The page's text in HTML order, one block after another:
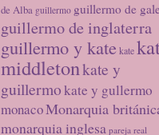
de Alba guillermo guillermo de
guillermo de inglaterra
guillermo y katekate
middletonkate y
guillermokate y gullermo
monacoMonarquia
monarquia inglesa pareja real